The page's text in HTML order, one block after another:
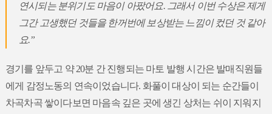
연시되는 분위기도 마음이 아팠어요. 그래서 이번 수상은 제게
그간 고생했던 것들을 한꺼번에 보상받는 느낌이 컸던 것 같아
요.”
경기를 앞두고 약 20분 간 진행되는 마토 발행 시간은 발매직원들
에게 감정노동의 연속이었습니다. 화풀이 대상이 되는 순간들이
차곡차곡 쌓이다보면 마음속 깊은 곳에 생긴 상처는 쉬이 지워지